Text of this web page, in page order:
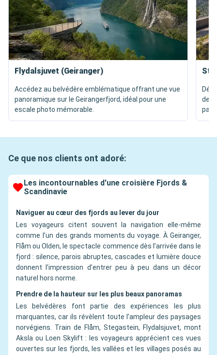
Flydalsjuvet (Geiranger)
Accédez au belvédère emblématique offrant une vue
panoramique sur le Geirangerfjord, idéal pour une
escale photo mémorable.
de
Ce que nos clients ont adoré:
Les incontournables d'une croisière Fjords &
Scandinavie
Naviguer au cœur des fjords au lever du jour
Les voyageurs citent souvent la navigation elle-même
comme l’un des grands moments du voyage. À Geiranger,
Flåm ou Olden, le spectacle commence dès l’arrivée dans le
fjord : silence, parois abruptes, cascades et lumière douce
donnent l’impression d’entrer peu à peu dans un décor
naturel hors norme.
Prendre de la hauteur sur les plus beaux panoramas
Les belvédères font partie des expériences les plus
marquantes, car ils révèlent toute l’ampleur des paysages
norvégiens. Train de Flåm, Stegastein, Flydalsjuvet, mont
Aksla ou Loen Skylift : les voyageurs apprécient ces vues
ouvertes sur les fjords, les vallées et les villages posés au